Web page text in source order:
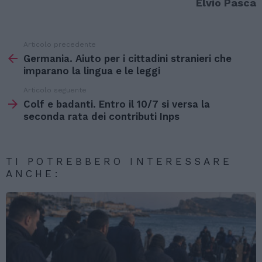
Elvio Pasca
di
Articolo precedente
Germania. Aiuto per i cittadini stranieri che
imparano la lingua e le leggi
Articolo seguente
Colf e badanti. Entro il 10/7 si versa la
seconda rata dei contributi Inps
TI POTREBBERO INTERESSARE
ANCHE: